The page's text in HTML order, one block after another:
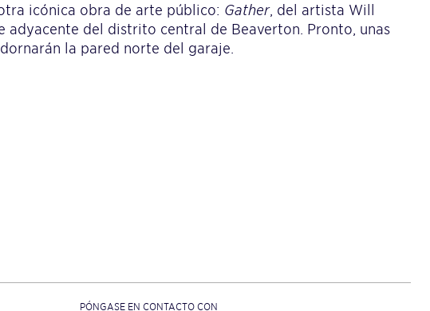
icónica obra de arte público: Gather, del artista Will
adyacente del distrito central de Beaverton. Pronto, unas
la pared norte del garaje.
PÓNGASE EN CONTACTO CON